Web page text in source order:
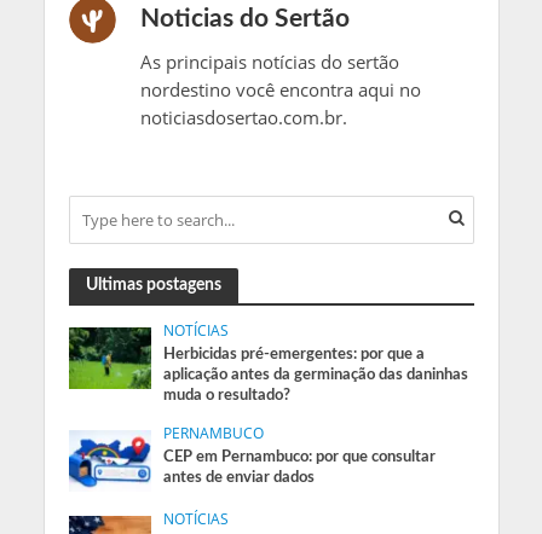
Noticias do Sertão
As principais notícias do sertão
nordestino você encontra aqui no
noticiasdosertao.com.br.
Ultimas postagens
NOTÍCIAS
Herbicidas pré-emergentes: por que a
aplicação antes da germinação das daninhas
muda o resultado?
PERNAMBUCO
CEP em Pernambuco: por que consultar
antes de enviar dados
NOTÍCIAS